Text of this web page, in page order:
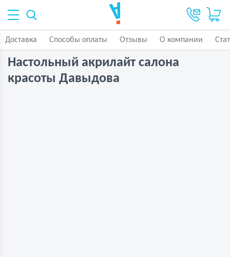
Доставка Способы оплаты Отзывы О компании
Настольный акрилайт салона
красоты Давыдова